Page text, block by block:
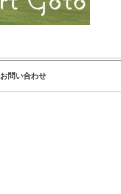
お問い合わせ